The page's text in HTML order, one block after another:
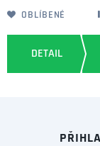
OBLÍBENÉ